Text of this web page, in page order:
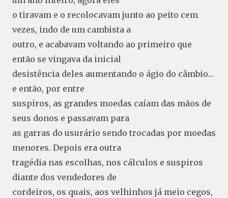
o tiravam e o recolocavam junto ao peito cem
vezes, indo de um cambista a
outro, e acabavam voltando ao primeiro que
então se vingava da inicial
desistência deles aumentando o ágio do câmbio…
e então, por entre
suspiros, as grandes moedas caíam das mãos de
seus donos e passavam para
as garras do usurário sendo trocadas por moedas
menores. Depois era outra
tragédia nas escolhas, nos cálculos e suspiros
diante dos vendedores de
cordeiros, os quais, aos velhinhos já meio cegos,